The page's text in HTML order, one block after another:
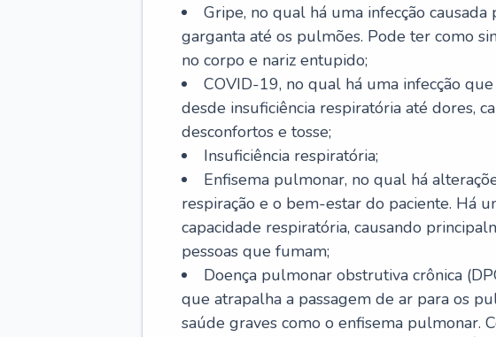
Gripe, no qual há uma infecção
garganta até os pulmões. Pode ter como
no corpo e nariz entupido;
COVID-19, no qual há uma infecção
desde insuficiência respiratória até dores,
desconfortos e tosse;
Insuficiência respiratória;
Enfisema pulmonar, no qual há
respiração e o bem-estar do paciente. Há
capacidade respiratória, causando
pessoas que fumam;
Doença pulmonar obstrutiva crônica
que atrapalha a passagem de ar para os
saúde graves como o enfisema pulmonar.